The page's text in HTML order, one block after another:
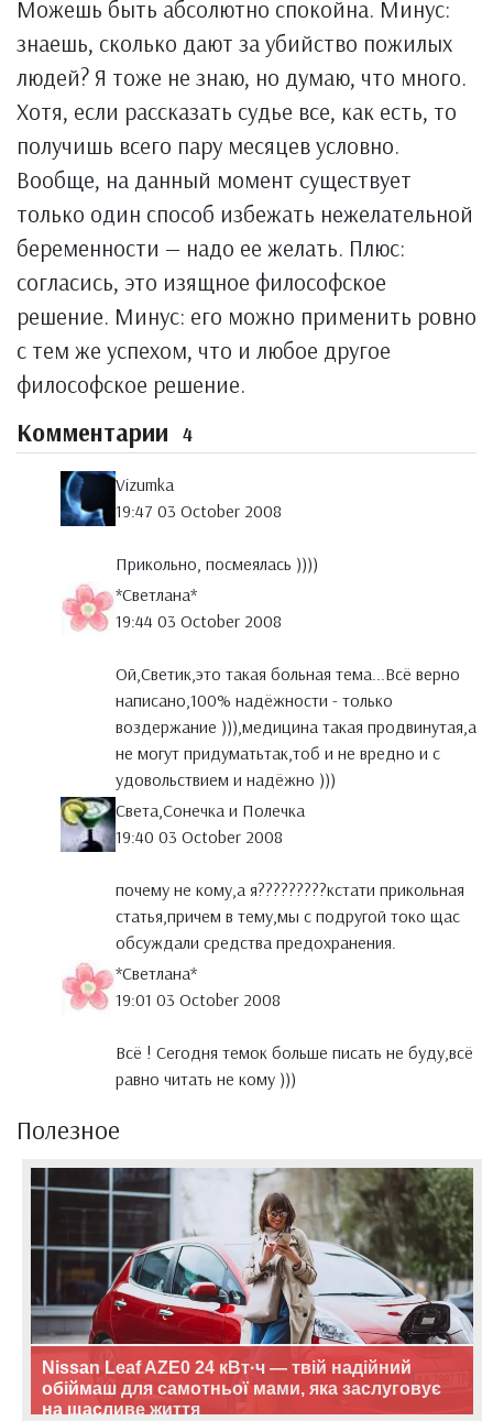
Можешь быть абсолютно спокойна. Минус:
знаешь, сколько дают за убийство пожилых
людей? Я тоже не знаю, но думаю, что много.
Хотя, если рассказать судье все, как есть, то
получишь всего пару месяцев условно.
Вообще, на данный момент существует
только один способ избежать нежелательной
беременности — надо ее желать. Плюс:
согласись, это изящное философское
решение. Минус: его можно применить ровно
с тем же успехом, что и любое другое
философское решение.
Комментарии 4
Vizumka
19:47 03 October 2008
Прикольно, посмеялась ))))
*Светлана*
19:44 03 October 2008
Ой,Светик,это такая больная тема...Всё верно
написано,100% надёжности - только
воздержание ))),медицина такая продвинутая,а
не могут придуматьтак,тоб и не вредно и с
удовольствием и надёжно )))
Света,Сонечка и Полечка
19:40 03 October 2008
почему не кому,а я?????????кстати прикольная
статья,причем в тему,мы с подругой токо щас
обсуждали средства предохранения.
*Светлана*
19:01 03 October 2008
Всё ! Сегодня темок больше писать не буду,всё
равно читать не кому )))
Полезное
Nissan Leaf AZE0 24 кВт·ч — твій надійний
обіймаш для самотньої мами, яка заслуговує
на щасливе життя